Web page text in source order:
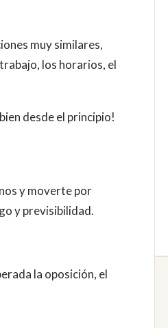
muy similares,
los horarios, el
desde el principio!
y moverte por
y previsibilidad.
la oposición, el